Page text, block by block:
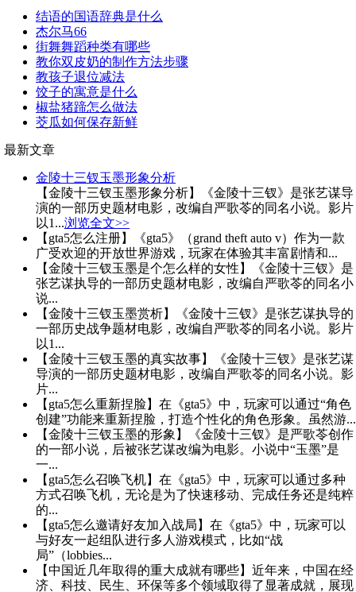
结语的国语辞典是什么
杰尔马66
街舞舞蹈种类有哪些
教你双皮奶的制作方法步骤
教孩子退位减法
饺子的寓意是什么
椒盐猪蹄怎么做法
茭瓜如何保存新鲜
最新文章
金陵十三钗玉墨形象分析
【金陵十三钗玉墨形象分析】《金陵十三钗》是张艺谋导
演的一部历史题材电影，改编自严歌苓的同名小说。影片
以1...浏览全文>>
【gta5怎么注册】《gta5》（grand theft auto v）作为一款
广受欢迎的开放世界游戏，玩家在体验其丰富剧情和...
【金陵十三钗玉墨是个怎么样的女性】《金陵十三钗》是
张艺谋执导的一部历史题材电影，改编自严歌苓的同名小
说...
【金陵十三钗玉墨赏析】《金陵十三钗》是张艺谋执导的
一部历史战争题材电影，改编自严歌苓的同名小说。影片
以1...
【金陵十三钗玉墨的真实故事】《金陵十三钗》是张艺谋
导演的一部历史题材电影，改编自严歌苓的同名小说。影
片...
【gta5怎么重新捏脸】在《gta5》中，玩家可以通过“角色
创建”功能来重新捏脸，打造个性化的角色形象。虽然游...
【金陵十三钗玉墨的形象】《金陵十三钗》是严歌苓创作
的一部小说，后被张艺谋改编为电影。小说中“玉墨”是
一...
【gta5怎么召唤飞机】在《gta5》中，玩家可以通过多种
方式召唤飞机，无论是为了快速移动、完成任务还是纯粹
的...
【gta5怎么邀请好友加入战局】在《gta5》中，玩家可以
与好友一起组队进行多人游戏模式，比如“战
局”（lobbies...
【中国近几年取得的重大成就有哪些】近年来，中国在经
济、科技、民生、环保等多个领域取得了显著成就，展现